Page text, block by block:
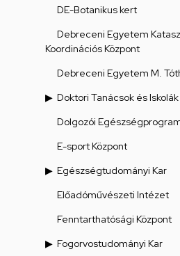
DE-Botanikus kert
Debreceni Egyetem
Koordinációs Központ
Debreceni Egyetem M.
Doktori Tanácsok és Iskolák
Dolgozói
E-sport Központ
Egészségtudományi Kar
Előadóművészeti Intézet
Fenntarthatósági Központ
Fogorvostudományi Kar